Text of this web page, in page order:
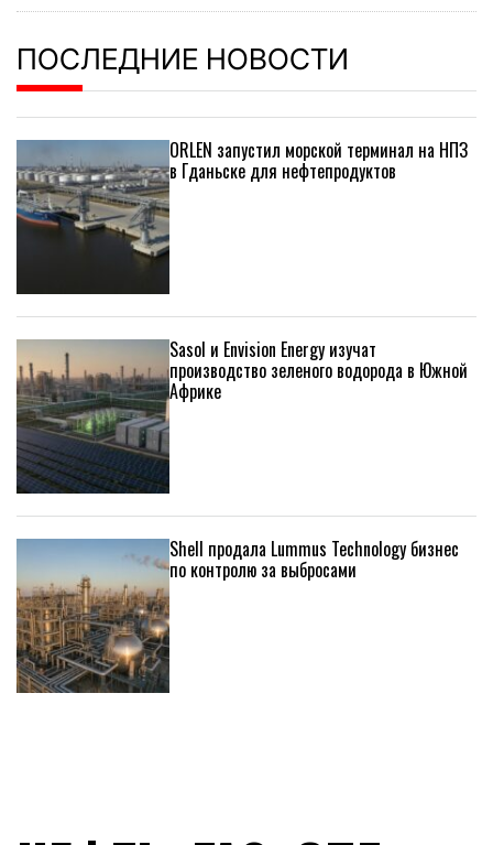
ПОСЛЕДНИЕ НОВОСТИ
ORLEN запустил морской терминал на НПЗ
в Гданьске для нефтепродуктов
Sasol и Envision Energy изучат
производство зеленого водорода в Южной
Африке
Shell продала Lummus Technology бизнес
по контролю за выбросами